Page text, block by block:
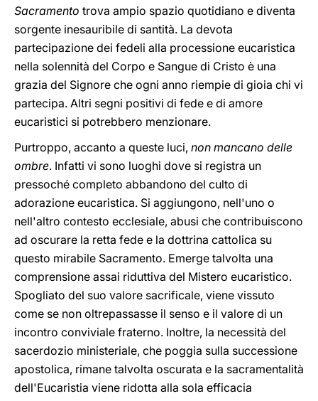
Sacramento trova ampio spazio quotidiano e diventa
sorgente inesauribile di santità. La devota
partecipazione dei fedeli alla processione eucaristica
nella solennità del Corpo e Sangue di Cristo è una
grazia del Signore che ogni anno riempie di gioia chi vi
partecipa. Altri segni positivi di fede e di amore
eucaristici si potrebbero menzionare.
Purtroppo, accanto a queste luci, non mancano delle
ombre. Infatti vi sono luoghi dove si registra un
pressoché completo abbandono del culto di
adorazione eucaristica. Si aggiungono, nell'uno o
nell'altro contesto ecclesiale, abusi che contribuiscono
ad oscurare la retta fede e la dottrina cattolica su
questo mirabile Sacramento. Emerge talvolta una
comprensione assai riduttiva del Mistero eucaristico.
Spogliato del suo valore sacrificale, viene vissuto
come se non oltrepassasse il senso e il valore di un
incontro conviviale fraterno. Inoltre, la necessità del
sacerdozio ministeriale, che poggia sulla successione
apostolica, rimane talvolta oscurata e la sacramentalità
dell'Eucaristia viene ridotta alla sola efficacia